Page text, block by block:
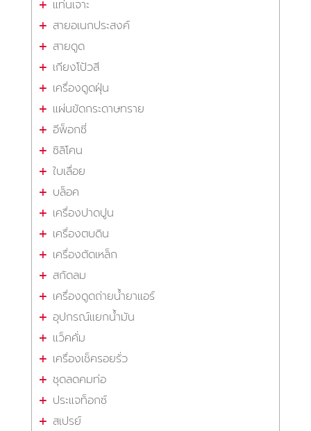
แท่นเจาะ
สายอเนกประสงค์
สายดูด
เกียงโป้วสี
เครื่องดูดฝุ่น
แผ่นขัดกระดาษทราย
อีพ็อกซี่
ซิลิโคน
ใบเลื่อย
บล็อค
เครื่องปาดปูน
เครื่องตบดิน
เครื่องตัดเหล็ก
สกัดลม
เครื่องดูดถ่ายน้ำยาแอร์
อุปกรณ์แยกน้ำมัน
แว็คคั่ม
เครื่องเช็ครอยรั่ว
ชุดลดคมท่อ
ประแจท็อกซ์
สเปรย์